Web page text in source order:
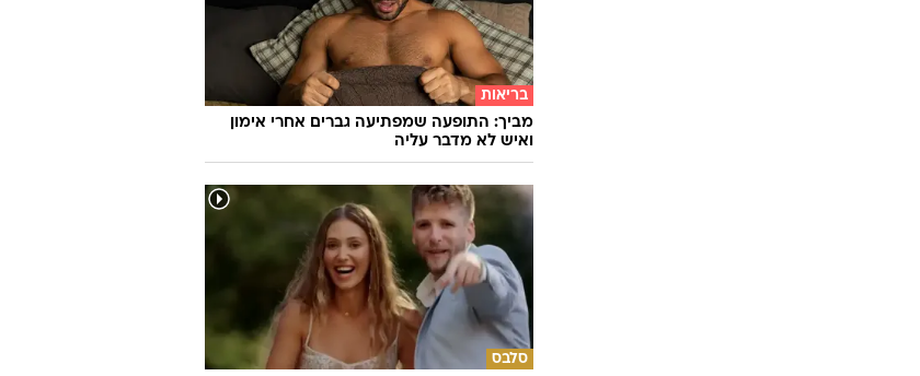
בריאות
מביך: התופעה שמפתיעה גברים אחרי אימון
ואיש לא מדבר עליה
סלבס